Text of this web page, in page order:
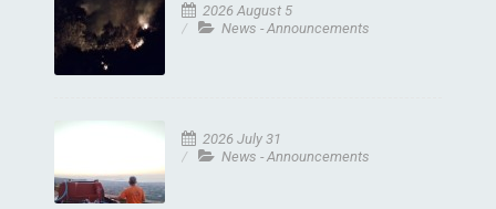
2026 August 5
News - Announcements
2026 July 31
News - Announcements